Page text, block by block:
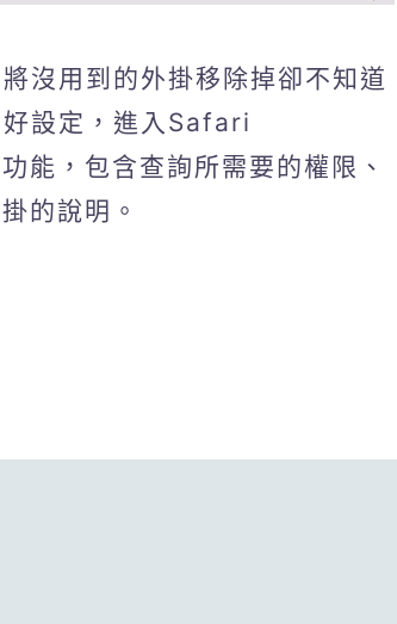
沒用到的外掛移除掉卻不知道
設定，進入Safari
，包含查詢所需要的權限、
的說明。